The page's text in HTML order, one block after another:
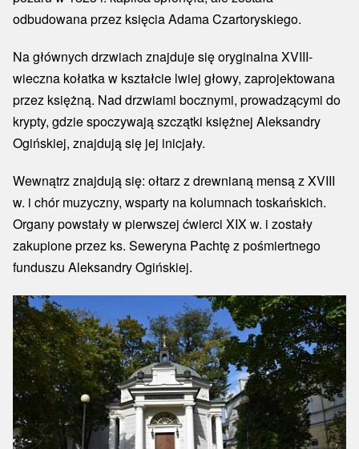
odbudowana przez księcia Adama Czartoryskiego.
Na głównych drzwiach znajduje się oryginalna XVIII-
wieczna kołatka w kształcie lwiej głowy, zaprojektowana
przez księżną. Nad drzwiami bocznymi, prowadzącymi do
krypty, gdzie spoczywają szczątki księżnej Aleksandry
Ogińskiej, znajdują się jej inicjały.
Wewnątrz znajdują się: ołtarz z drewnianą mensą z XVIII
w. i chór muzyczny, wsparty na kolumnach toskańskich.
Organy powstały w pierwszej ćwierci XIX w. i zostały
zakupione przez ks. Seweryna Pachtę z pośmiertnego
funduszu Aleksandry Ogińskiej.